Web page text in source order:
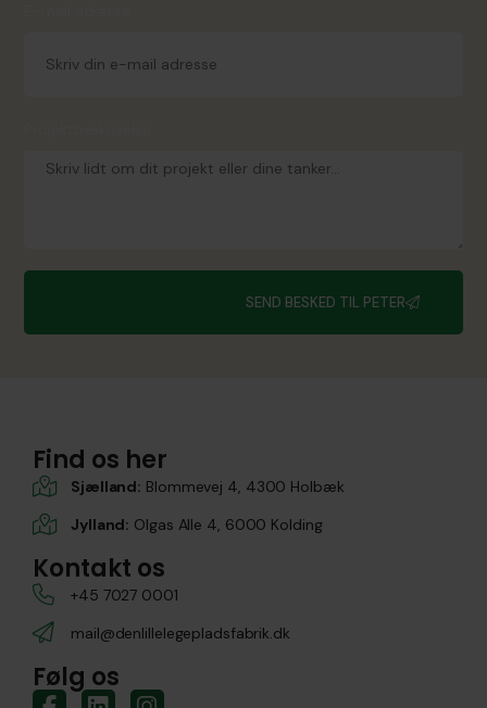
SEND BESKED TIL PETER
Find os her
Sjælland: Blommevej 4, 4300 Holbæk
Jylland: Olgas Alle 4, 6000 Kolding
Kontakt os
+45 7027 0001
mail@denlillelegepladsfabrik.dk
Følg os